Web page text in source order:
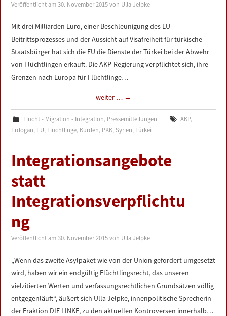
Veröffentlicht am30. November 2015 von Ulla Jelpke
Mit drei Milliarden Euro, einer Beschleunigung des EU-
Beitrittsprozesses und der Aussicht auf Visafreiheit für türkische
Staatsbürger hat sich die EU die Dienste der Türkei bei der Abwehr
von Flüchtlingen erkauft. Die AKP-Regierung verpflichtet sich, ihre
Grenzen nach Europa für Flüchtlinge…
weiter … →
Flucht - Migration - Integration, Pressemitteilungen AKP,
Erdogan, EU, Flüchtlinge, Kurden, PKK, Syrien,Türkei
Integrationsangebote
statt
Integrationsverpflichtu
ng
Veröffentlicht am30. November 2015 von Ulla Jelpke
„Wenn das zweite Asylpaket wie von der Union gefordert umgesetzt
wird, haben wir ein endgültig Flüchtlingsrecht, das unseren
vielzitierten Werten und verfassungsrechtlichen Grundsätzen völlig
entgegenläuft“, äußert sich Ulla Jelpke, innenpolitische Sprecherin
der Fraktion DIE LINKE, zu den aktuellen Kontroversen innerhalb…